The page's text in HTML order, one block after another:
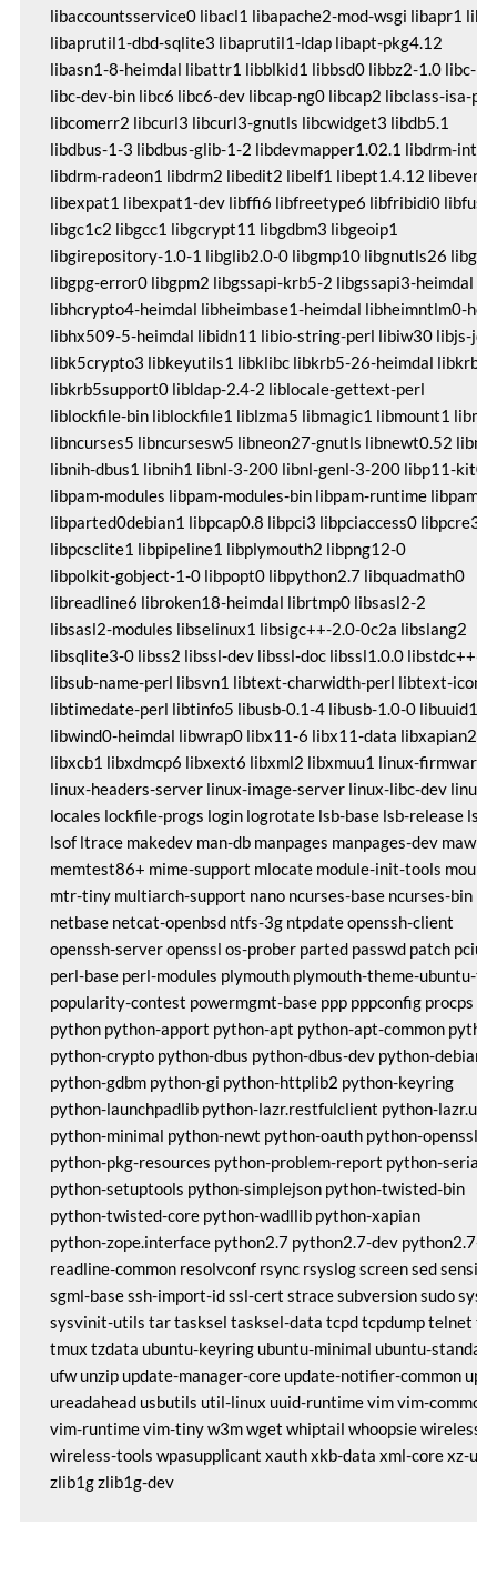
libaccountsservice0 libacl1 libapache2-mod-wsgi libapr1
libaprutil1-dbd-sqlite3 libaprutil1-ldap libapt-pkg4.12
libasn1-8-heimdal libattr1 libblkid1 libbsd0 libbz2-1.0 libc-bin
libc-dev-bin libc6 libc6-dev libcap-ng0 libcap2 libclass-isa-
libcomerr2 libcurl3 libcurl3-gnutls libcwidget3 libdb5.1
libdbus-1-3 libdbus-glib-1-2 libdevmapper1.02.1 libdrm-
libdrm-radeon1 libdrm2 libedit2 libelf1 libept1.4.12
libexpat1 libexpat1-dev libffi6 libfreetype6 libfribidi0
libgc1c2 libgcc1 libgcrypt11 libgdbm3 libgeoip1
libgirepository-1.0-1 libglib2.0-0 libgmp10 libgnutls26
libgpg-error0 libgpm2 libgssapi-krb5-2 libgssapi3-heimdal
libhcrypto4-heimdal libheimbase1-heimdal libheimntlm0-
libhx509-5-heimdal libidn11 libio-string-perl libiw30 libjs-
libk5crypto3 libkeyutils1 libklibc libkrb5-26-heimdal
libkrb5support0 libldap-2.4-2 liblocale-gettext-perl
liblockfile-bin liblockfile1 liblzma5 libmagic1 libmount1
libncurses5 libncursesw5 libneon27-gnutls libnewt0.52
libnih-dbus1 libnih1 libnl-3-200 libnl-genl-3-200 libp11-kit0
libpam-modules libpam-modules-bin libpam-runtime libpam0g
libparted0debian1 libpcap0.8 libpci3 libpciaccess0 libpcre3
libpcsclite1 libpipeline1 libplymouth2 libpng12-0
libpolkit-gobject-1-0 libpopt0 libpython2.7 libquadmath0
libreadline6 libroken18-heimdal librtmp0 libsasl2-2
libsasl2-modules libselinux1 libsigc++-2.0-0c2a libslang2
libsqlite3-0 libss2 libssl-dev libssl-doc libssl1.0.0 libstdc++6
libsub-name-perl libsvn1 libtext-charwidth-perl libtext-
libtimedate-perl libtinfo5 libusb-0.1-4 libusb-1.0-0 libuuid1
libwind0-heimdal libwrap0 libx11-6 libx11-data libxapian22
libxcb1 libxdmcp6 libxext6 libxml2 libxmuu1 linux-firmware
linux-headers-server linux-image-server linux-libc-dev linux-
locales lockfile-progs login logrotate lsb-base lsb-release
lsof ltrace makedev man-db manpages manpages-dev mawk
memtest86+ mime-support mlocate module-init-tools mount
mtr-tiny multiarch-support nano ncurses-base ncurses-bin
netbase netcat-openbsd ntfs-3g ntpdate openssh-client
openssh-server openssl os-prober parted passwd patch
perl-base perl-modules plymouth plymouth-theme-ubuntu-
popularity-contest powermgmt-base ppp pppconfig procps
python python-apport python-apt python-apt-common
python-crypto python-dbus python-dbus-dev python-debian
python-gdbm python-gi python-httplib2 python-keyring
python-launchpadlib python-lazr.restfulclient python-lazr.uri
python-minimal python-newt python-oauth python-openssl
python-pkg-resources python-problem-report python-serial
python-setuptools python-simplejson python-twisted-bin
python-twisted-core python-wadllib python-xapian
python-zope.interface python2.7 python2.7-dev python2.7-
readline-common resolvconf rsync rsyslog screen sed
sgml-base ssh-import-id ssl-cert strace subversion sudo
sysvinit-utils tar tasksel tasksel-data tcpd tcpdump telnet
tmux tzdata ubuntu-keyring ubuntu-minimal ubuntu-
ufw unzip update-manager-core update-notifier-common
ureadahead usbutils util-linux uuid-runtime vim vim-common
vim-runtime vim-tiny w3m wget whiptail whoopsie wireless-
wireless-tools wpasupplicant xauth xkb-data xml-core xz-
zlib1g zlib1g-dev